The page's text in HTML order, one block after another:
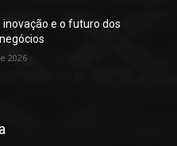
inovação e o futuro dos
2026